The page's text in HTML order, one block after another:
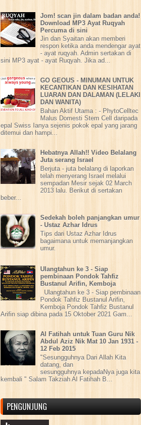
Jom! scan jin dalam badan anda!
Download MP3 Ayat Ruqyah
Percuma di sini
Jin dan Syaitan akan memberi
respon ketika anda mendengar ayat
- ayat ruqyah. Admin sertakan di
sini MP3 ayat - ayat Ruqyah. Jika ad...
GO GEOUS - MINUMAN UNTUK
KECANTIKAN DAN KESIHATAN
LUARAN DAN DALAMAN (LELAKI
DAN WANITA)
Bahan Aktif Utama : - PhytoCelltec
Malus Domesti Stem Cell daripada
epal Swiss Ianya sejenis pokok epal yang jarang
ditemui dan hampi...
Hebatnya Allah!! Video Belalang
Juta serang Israel
Berjuta - juta belalang di laporkan
telah menyerang Israel melalui
sempadan Mesir sejak 02 March
2013 lalu. Berikut di sertakan
beber...
Sedekah boleh panjangkan umur
- Ustaz Azhar Idrus
Tips dari Ustaz Azhar Idrus
bagaimana untuk memanjangkan
umur.
Ulangtahun ke 3 - Siap
pembinaan Pondok Tahfiz
Bustanul Arifin, Kemboja
Ulangtahun ke 3 - Siap pembinaan
Pondok Tahfiz Bustanul Arifin,
Kemboja Pondok Tahfiz Bustanul
Arifin siap dibina pada 15 Oktober 2021 Gam...
Al Fatihah untuk Tuan Guru Nik
Abdul Aziz Nik Mat 10 Jan 1931 -
12 Feb 2015
"Sesungguhnya Dari Allah Kita
datang, dan
sesungguhnya kepadaNya juga kita
kembali " Salam Takziah Al Fatihah B...
PENGUNJUNG